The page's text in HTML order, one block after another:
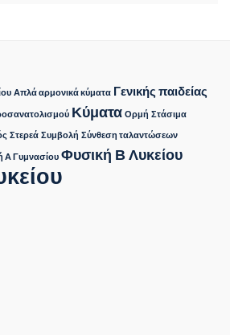
Απλά αρμονικά κύματα Γενικής παιδείας
Κύματα Ορμή Στάσιμα
Στερεά Συμβολή Σύνθεση ταλαντώσεων
Α Γυμνασίου Φυσική Β Λυκείου